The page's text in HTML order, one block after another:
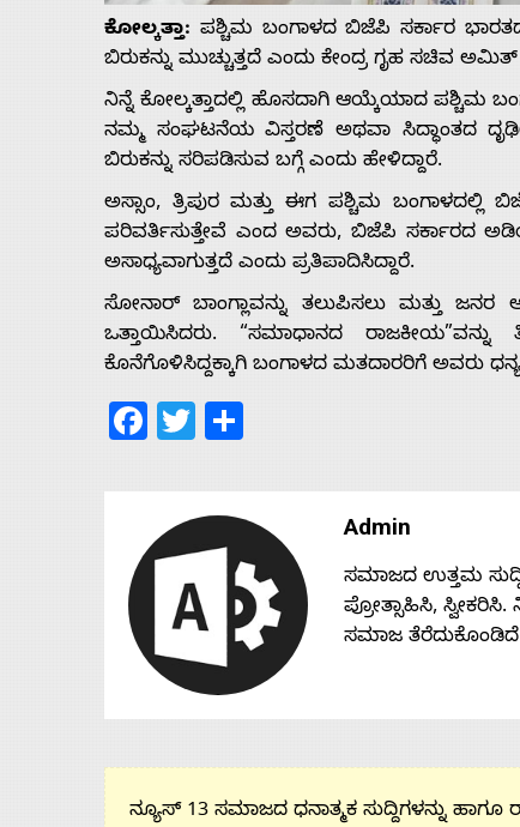
Contact
ಕೋಲ್ಕತ್ತಾ: ಪಶ್ಚಿಮ ಬಂಗಾಳದ ಬಿಜೆಪಿ ಸರ್ಕಾರ ಭಾರತದ
ಬಿರುಕನ್ನು ಮುಚ್ಚುತ್ತದೆ ಎಂದು ಕೇಂದ್ರ ಗೃಹ ಸಚಿವ ಅಮಿತ್
ನಿನ್ನೆ ಕೋಲ್ಕತ್ತಾದಲ್ಲಿ ಹೊಸದಾಗಿ ಆಯ್ಕೆಯಾದ ಪಶ್ಚಿಮ
ನಮ್ಮ ಸಂಘಟನೆಯ ವಿಸ್ತರಣೆ ಅಥವಾ ಸಿದ್ಧಾಂತದ
ಬಿರುಕನ್ನು ಸರಿಪಡಿಸುವ ಬಗ್ಗೆ ಎಂದು ಹೇಳಿದ್ದಾರೆ.
ಅಸ್ಸಾಂ, ತ್ರಿಪುರ ಮತ್ತು ಈಗ ಪಶ್ಚಿಮ
ಪರಿವರ್ತಿಸುತ್ತೇವೆ ಎಂದ ಅವರು, ಬಿಜೆಪಿ ಸರ್ಕಾರದ
ಅಸಾಧ್ಯವಾಗುತ್ತದೆ ಎಂದು ಪ್ರತಿಪಾದಿಸಿದ್ದಾರೆ.
ಸೋನಾರ್ ಬಾಂಗ್ಲಾವನ್ನು ತಲುಪಿಸಲು ಮತ್ತು ಜನರ
ಒತ್ತಾಯಿಸಿದರು. “ಸಮಾಧಾನದ
ಕೊನೆಗೊಳಿಸಿದ್ದಕ್ಕಾಗಿ ಬಂಗಾಳದ ಮತದಾರರಿಗೆ ಅವರು
Facebook
Twitter
Admin
ಸಮಾಜದ ಉತ್ತಮ
ಪ್ರೋತ್ಸಾಹಿಸಿ,
ಸಮಾಜ ತೆರೆದುಕೊಂಡಿದೆ
ನ್ಯೂಸ್ 13 ಸಮಾಜದ ಧನಾತ್ಮಕ ಸುದ್ದಿಗಳನ್ನು ಹಾಗೂ